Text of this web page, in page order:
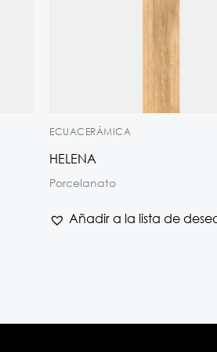
ECUACERÁMICA
HELENA
Porcelanato
Añadir a la lista de